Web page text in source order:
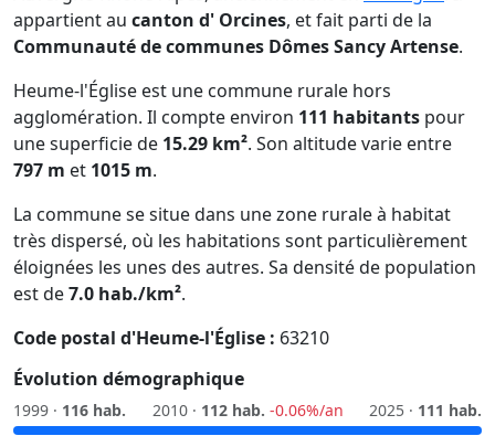
appartient au canton d' Orcines, et fait parti de la
Communauté de communes Dômes Sancy Artense.
Heume-l'Église est une commune rurale hors
agglomération. Il compte environ 111 habitants pour
une superficie de 15.29 km². Son altitude varie entre
797 m et 1015 m.
La commune se situe dans une zone rurale à habitat
très dispersé, où les habitations sont particulièrement
éloignées les unes des autres. Sa densité de population
est de7.0 hab./km².
Code postal d'Heume-l'Église : 63210
Évolution démographique
1999 · 116 hab. 2010 · 112 hab. -0.06%/an 2025 · 111 hab.